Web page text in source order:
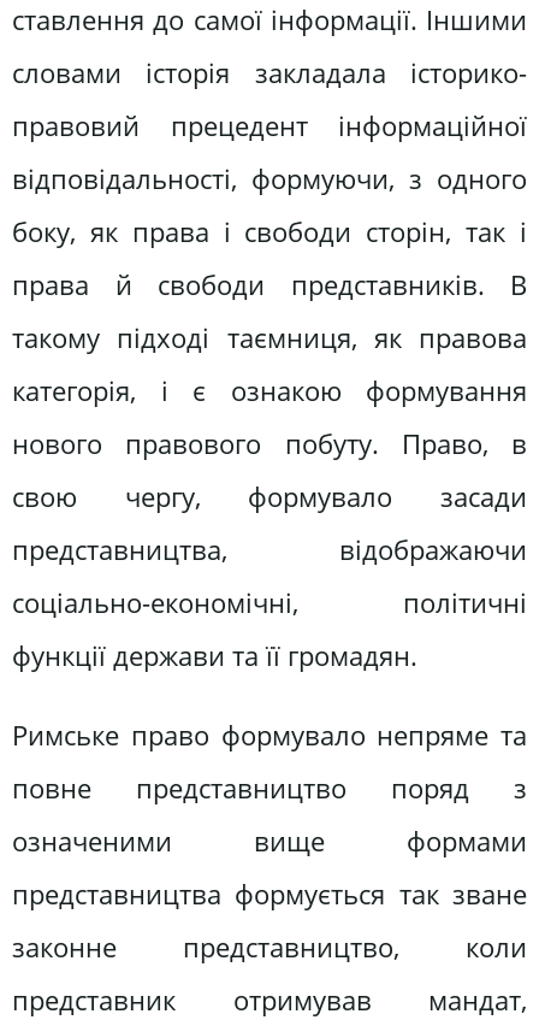
ставлення до самої інформації. Іншими
словами історія закладала історико-
правовий прецедент інформаційної
відповідальності, формуючи, з одного
боку, як права і свободи сторін, так і
права й свободи представників. В
такому підході таємниця, як правова
категорія, і є ознакою формування
нового правового побуту. Право, в
свою чергу, формувало засади
представництва, відображаючи
соціально-економічні, політичні
функції держави та її громадян.
Римське право формувало непряме та
повне представництво поряд з
означеними вище формами
представництва формується так зване
законне представництво, коли
представник отримував мандат,